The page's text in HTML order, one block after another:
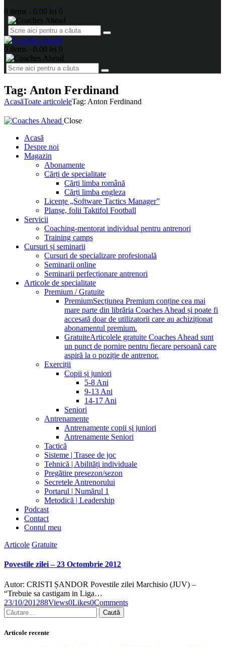
0 items - 0.00 lei 0
0 items - 0.00 lei 0
Tag: Anton Ferdinand
AcasăToate articoleleTag: Anton Ferdinand
Close
Acasă
Despre noi
Magazin
Abonamente
Cărți de specialitate
Cărți limba română
Cărți limba engleza
Licențe „Software Tactics Manager”
Planșe, folii Taktifol Football
Servicii
Coaching-mentorat individual pentru antrenori
Training camps
Cursuri și seminarii
Cursuri de specializare profesională
Seminarii online
Seminarii perfecționare antrenori
Articole de specialitate
Premium / Gratuite
PremiumSecțiunea Premium conține cea mai
mare parte din librăria Coaches Ahead și poate fi
accesată doar de utilizatorii care au achiziționat
abonamentul premium.
GratuiteArticolele gratuite Coaches Ahead sunt
un punct de pornire pentru fiecare persoană care
aspiră la o poziție de antrenor.
Exerciții
Copii și juniori
5-8 Ani
9-13 Ani
14-17 Ani
Seniori
Antrenamente
Antrenamente copii și juniori
Antrenamente Seniori
Tactică
Sisteme | Trasee de joc
Tehnică | Abilități individuale
Pregătire presezon/sezon
Secretele Antrenorului
Portarul | Numărul 1
Metodică | Leadership
Podcast
Contact
Contul meu
facebook-
twitter-
dribble-
instagram
Articole Gratuite
Povestile zilei – 23 Octombrie 2012
Autor: CRISTI ȘANDOR Povestile zilei Marchisio (JUV) –
“Trebuie sa castigam in Liga…
23/10/201288Views0Likes0Comments
Caută
după:
Articole recente